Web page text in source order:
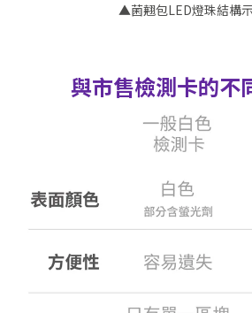
▲菌翹包LED燈珠結構
與市售檢測卡的不